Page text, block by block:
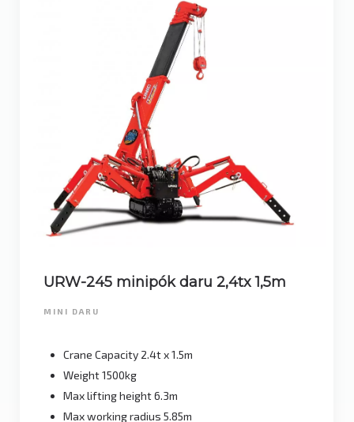
URW-245 minipók daru 2,4tx 1,5m
MINI DARU
Crane Capacity 2.4t x 1.5m
Weight 1500kg
Max lifting height 6.3m
Max working radius 5.85m